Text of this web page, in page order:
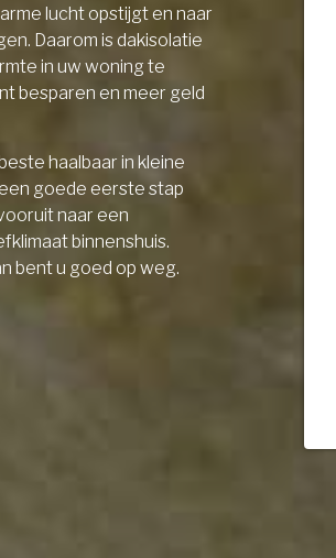
lucht opstijgt en naar
Daarom is dakisolatie
in uw woning te
besparen en meer geld
haalbaar in kleine
goede eerste stap
naar een
binnenshuis.
bent u goed op weg.